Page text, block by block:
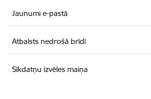
Jaunumi e-pastā
Atbalsts nedrošā brīdī
Sīkdatņu izvēles maiņa